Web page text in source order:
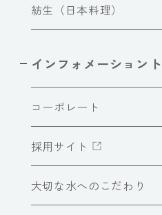
紡生（日本料理）
インフォメーショント
コーポレート
採用サイト
大切な水へのこだわり